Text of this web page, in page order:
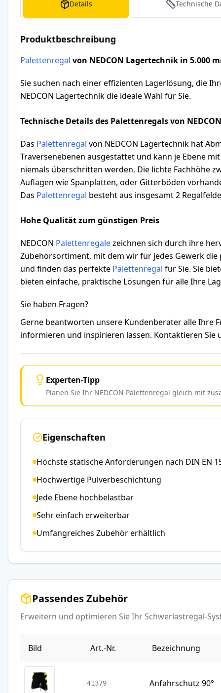
Details Technische
Produktbeschreibung
Palettenregal von NEDCON Lagertechnik in 5.000
Sie suchen nach einer effizienten Lagerlösung, die
NEDCON Lagertechnik die ideale Wahl für Sie.
Technische Details des Palettenregals von
Das Palettenregal von NEDCON Lagertechnik hat
Traversenebenen ausgestattet und kann je Ebene
niemals überschritten werden. Die lichte Fachhöhe
Auflagen wie Spanplatten, oder Gitterböden
Das Palettenregal besteht aus insgesamt 2
Hohe Qualität zum günstigen Preis
NEDCON Palettenregalezeichnen sich durch ihre
Zubehörsortiment, mit dem wir für jedes Gewerk die
und finden das perfekte Palettenregal für Sie. Sie
bieten einfache, praktische Lösungen für alle Ihre
Sie haben Fragen?
Gerne beantworten unsere Kundenberater alle Ihre
informieren und inspirieren lassen. Kontaktieren Sie
Experten-Tipp
Planen Sie Ihr NEDCON Palettenregal gleich mit
Eigenschaften
Höchste statische Anforderungen nach DIN EN
Hochwertige Pulverbeschichtung
Jede Ebene hochbelastbar
Sehr einfach erweiterbar
Umfangreiches Zubehör erhältlich
Passendes Zubehör
Erweitern und optimieren Sie Ihr Schwerlastregal-
Bild Art.-Nr. Bezeichnung
41379 Anfahrschutz 90°